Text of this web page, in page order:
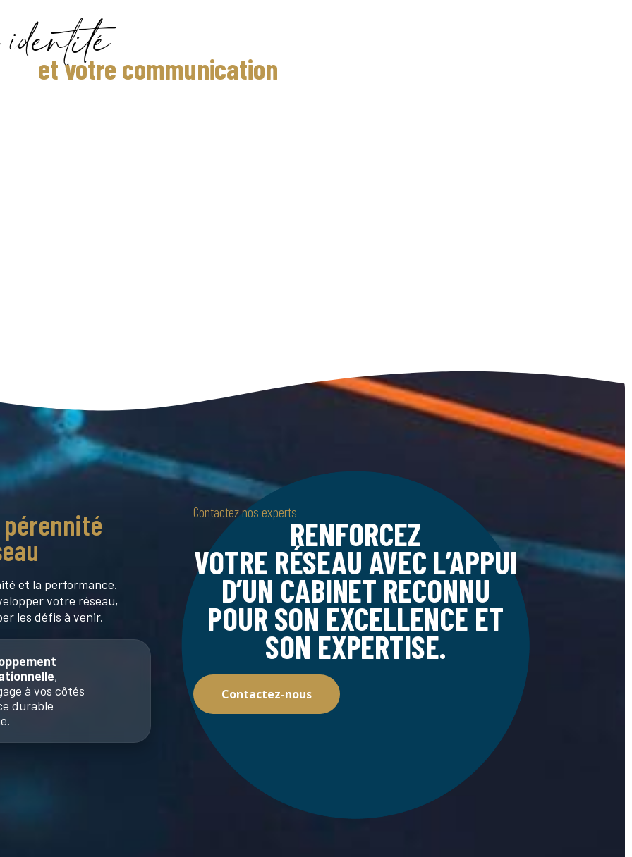
et votre communication
et la performance.
votre réseau,
les défis à venir.
,
à vos côtés
durable
Contactez nos experts
RENFORCEZ
VOTRE RÉSEAU AVEC L’APPUI
D’UN CABINET RECONNU
POUR SON EXCELLENCE ET
SON EXPERTISE.
Contactez-nous